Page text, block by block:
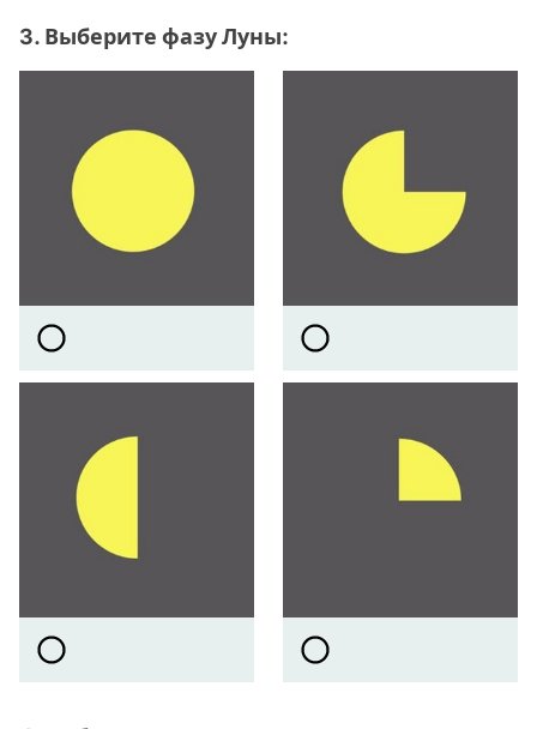
3. Выберите фазу Луны: